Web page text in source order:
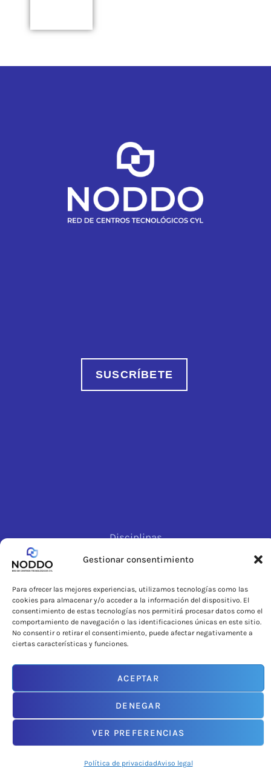
Gestionar consentimiento
Para ofrecer las mejores experiencias, utilizamos tecnologías como las
cookies para almacenar y/o acceder a la información del dispositivo. El
consentimiento de estas tecnologías nos permitirá procesar datos como el
comportamiento de navegación o las identificaciones únicas en este sitio.
No consentir o retirar el consentimiento, puede afectar negativamente a
ciertas características y funciones.
ACEPTAR
DENEGAR
VER PREFERENCIAS
Política de privacidadAviso legal
SUSCRÍBETE
Disciplinas
Centros
Actualidad